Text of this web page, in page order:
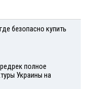
безопасно купить
полное
Украины на